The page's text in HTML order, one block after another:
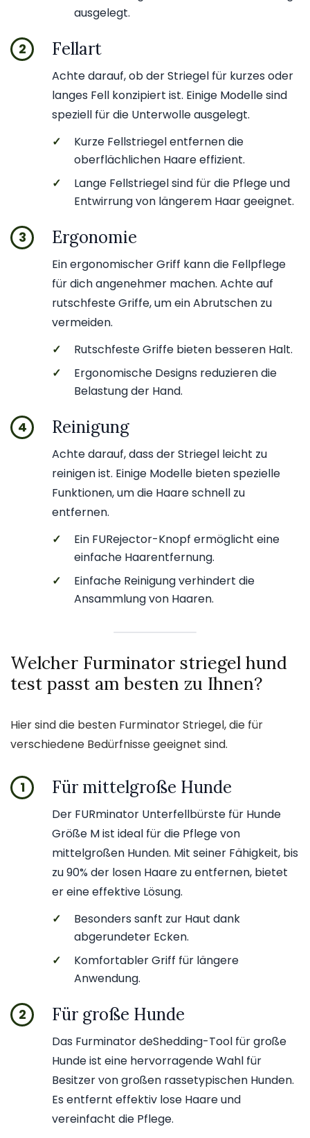
ausgelegt.
2 Fellart
Achte darauf, ob der Striegel für kurzes oder
langes Fell konzipiert ist. Einige Modelle sind
speziell für die Unterwolle ausgelegt.
✓
Kurze Fellstriegel entfernen die
oberflächlichen Haare effizient.
✓
Lange Fellstriegel sind für die Pflege und
Entwirrung von längerem Haar geeignet.
3 Ergonomie
Ein ergonomischer Griff kann die Fellpflege
für dich angenehmer machen. Achte auf
rutschfeste Griffe, um ein Abrutschen zu
vermeiden.
✓
Rutschfeste Griffe bieten besseren Halt.
✓
Ergonomische Designs reduzieren die
Belastung der Hand.
4 Reinigung
Achte darauf, dass der Striegel leicht zu
reinigen ist. Einige Modelle bieten spezielle
Funktionen, um die Haare schnell zu
entfernen.
✓
Ein FURejector-Knopf ermöglicht eine
einfache Haarentfernung.
✓
Einfache Reinigung verhindert die
Ansammlung von Haaren.
Welcher Furminator striegel hund
test passt am besten zu Ihnen?
Hier sind die besten Furminator Striegel, die für
verschiedene Bedürfnisse geeignet sind.
1 Für mittelgroße Hunde
Der FURminator Unterfellbürste für Hunde
Größe M ist ideal für die Pflege von
mittelgroßen Hunden. Mit seiner Fähigkeit, bis
zu 90% der losen Haare zu entfernen, bietet
er eine effektive Lösung.
✓
Besonders sanft zur Haut dank
abgerundeter Ecken.
✓
Komfortabler Griff für längere
Anwendung.
2 Für große Hunde
Das Furminator deShedding-Tool für große
Hunde ist eine hervorragende Wahl für
Besitzer von großen rassetypischen Hunden.
Es entfernt effektiv lose Haare und
vereinfacht die Pflege.